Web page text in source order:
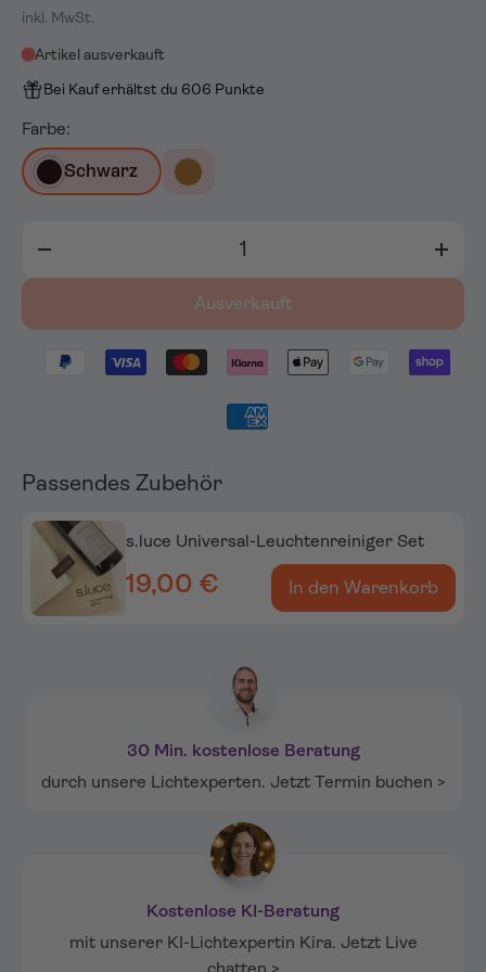
inkl. MwSt.
Artikel ausverkauft
Bei Kauf erhältst du 606 Punkte
Farbe:
Schwarz
+
Ausverkauft
Passendes Zubehör
s.luce Universal-Leuchtenreiniger Set
19,00 € In den Warenkorb
30 Min. kostenlose Beratung
durch unsere Lichtexperten. Jetzt Termin buchen >
Kostenlose KI-Beratung
mit unserer KI-Lichtexpertin Kira. Jetzt Live